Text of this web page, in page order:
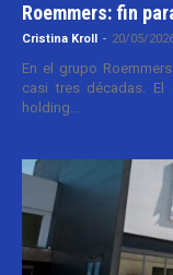
Roemmers: fin
Cristina Kroll - 20/05/
En el grupo
casi tres décadas. El
holding...